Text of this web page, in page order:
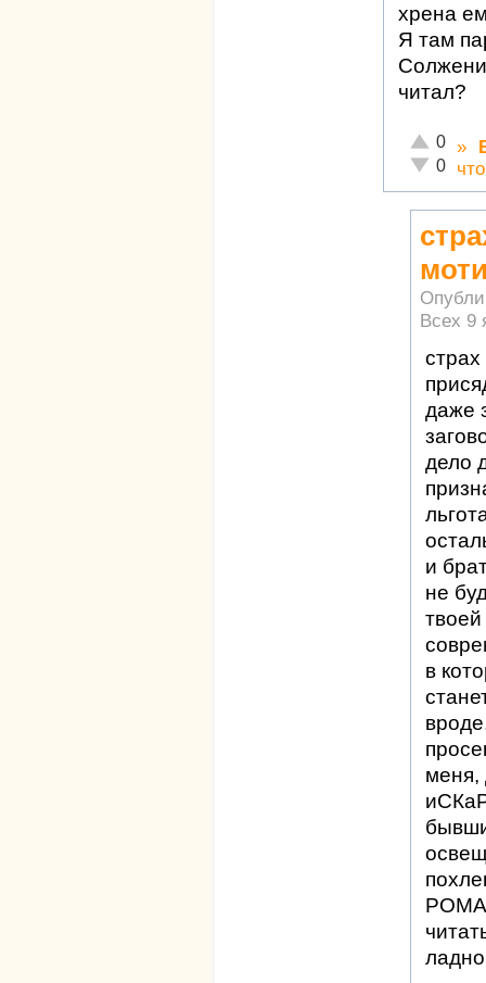
хрена
Я там
читал?
Отлично!
0
0
»
Всех 9
даже
дело
и
не
в
меня,